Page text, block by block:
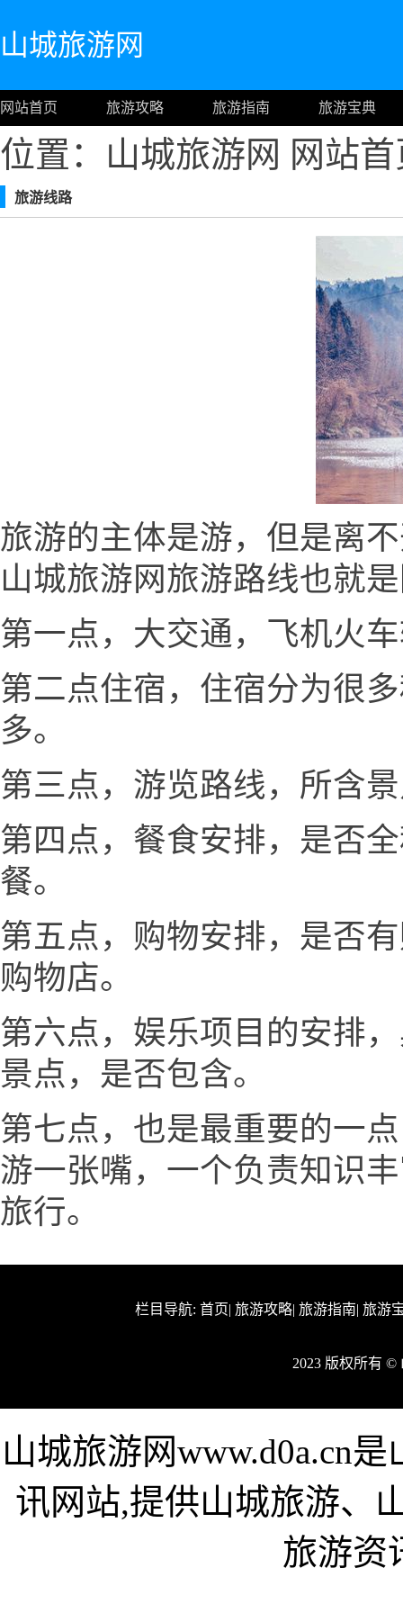
山城旅游网
网站首页 旅游攻略 旅游指南 旅游宝典
位置：山城旅游网 网站
旅游线路
旅游的主体是游，但是离
山城旅游网旅游路线也就
第一点，大交通，飞机火
第二点住宿，住宿分为很
多。
第三点，游览路线，所含
第四点，餐食安排，是否
餐。
第五点，购物安排，是否
购物店。
第六点，娱乐项目的安排
景点，是否包含。
第七点，也是最重要的一
游一张嘴，一个负责知识
旅行。
栏目导航: 首页| 旅游攻略| 旅游指南| 旅游
2023 版权所有
山城旅游网www.d0a.cn
讯网站,提供山城旅游、
旅游资